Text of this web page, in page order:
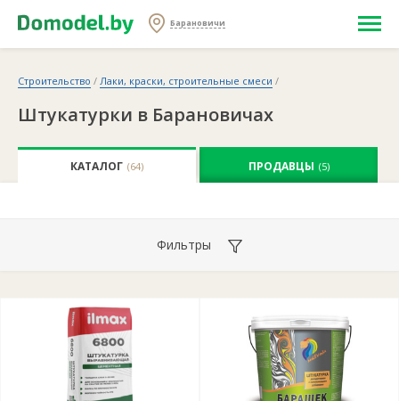
Барановичи
Строительство / Лаки, краски, строительные смеси /
Штукатурки в Барановичах
КАТАЛОГ (64) ПРОДАВЦЫ (5)
Фильтры